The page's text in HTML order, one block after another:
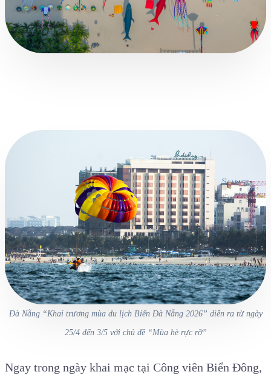
Đà Nẵng “Khai trương mùa du lịch Biển Đà Nẵng 2026” diễn ra từ ngày
25/4 đến 3/5 với chủ đề “Mùa hè rực rỡ”
Ngay trong ngày khai mạc tại Công viên Biển Đông,